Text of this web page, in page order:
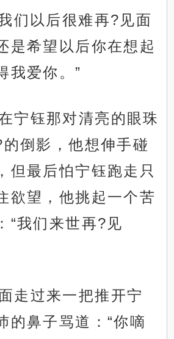
们以后很难再?见面
是希望以后你在想起
我爱你。”
宁钰那对清亮的眼珠
倒影，他想伸手碰
但最后怕宁钰跑走只
欲望，他挑起一个苦
“我们来世再?见
走过来一把推开宁
的鼻子骂道：“你嘀